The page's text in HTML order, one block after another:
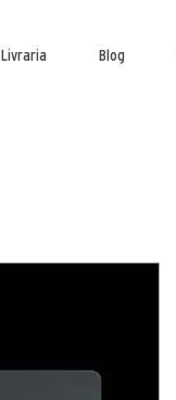
Livraria Blog